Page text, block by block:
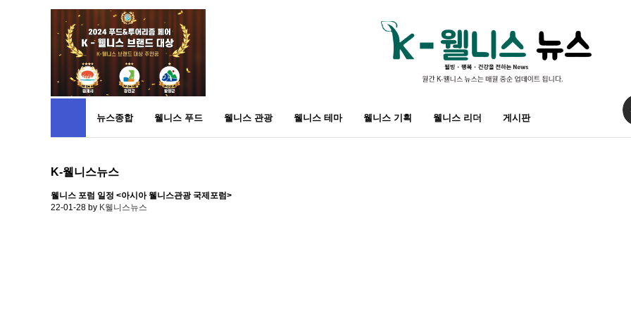
뉴스종합 웰니스 푸드 웰니스 관광 웰니스 테마 웰니스 기획 웰니스 리더 게시판
K-웰니스뉴스
웰니스 포럼 일정 <아시아 웰니스관광 국제포럼>
22-01-28 by K웰니스뉴스